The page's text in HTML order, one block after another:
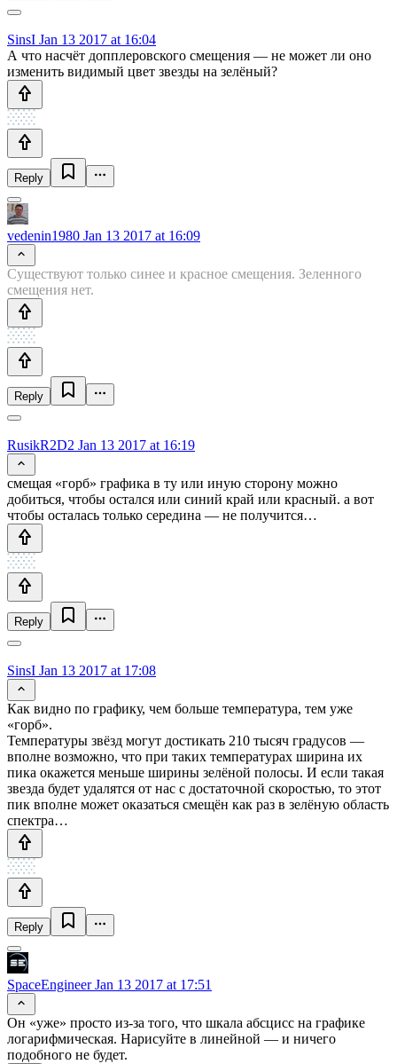
SinsI Jan 13 2017 at 16:04
А что насчёт допплеровского смещения — не может ли оно
изменить видимый цвет звезды на зелёный?
Reply
vedenin1980 Jan 13 2017 at 16:09
Существуют только синее и красное смещения. Зеленного
смещения нет.
Reply
RusikR2D2 Jan 13 2017 at 16:19
смещая «горб» графика в ту или иную сторону можно
добиться, чтобы остался или синий край или красный. а вот
чтобы осталась только середина — не получится…
Reply
SinsI Jan 13 2017 at 17:08
Как видно по графику, чем больше температура, тем уже
«горб».
Температуры звёзд могут достикать 210 тысяч градусов —
вполне возможно, что при таких температурах ширина их
пика окажется меньше ширины зелёной полосы. И если такая
звезда будет удалятся от нас с достаточной скоростью, то этот
пик вполне может оказаться смещён как раз в зелёную область
спектра…
Reply
SpaceEngineerJan 13 2017 at 17:51
Он «уже» просто из-за того, что шкала абсцисс на графике
логарифмическая. Нарисуйте в линейной — и ничего
подобного не будет.